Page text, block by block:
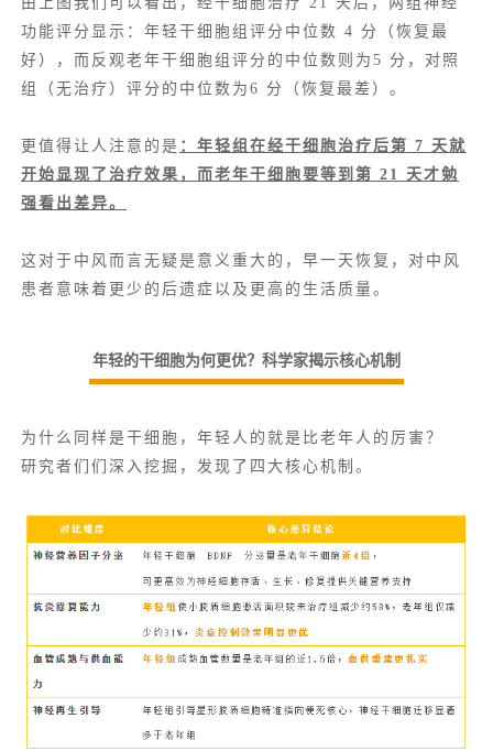
功能评分显示：年轻干细胞组评分中位数 4 分（恢复最
好），而反观老年干细胞组评分的中位数则为5 分，对照
组（无治疗）评分的中位数为6 分（恢复最差）。
更值得让人注意的是 ：年轻组在经干细胞治疗后第 7 天就
开始显现了治疗效果，而老年干细胞要等到第 21 天才勉
强看出差异。
这对于中风而言无疑是意义重大的，早一天恢复，对中风
患者意味着更少的后遗症以及更高的生活质量。
年轻的干细胞为何更优？科学家揭示核心机制
为什么同样是干细胞，年轻人的就是比老年人的厉害？
研究者们们深入挖掘，发现了四大核心机制。